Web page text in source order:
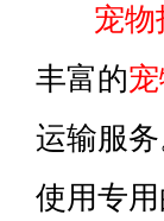
宠物
丰富的
运输服
使用专